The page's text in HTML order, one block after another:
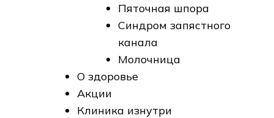
Пяточная шпора
Синдром запястного
канала
Молочница
О здоровье
Акции
Клиника изнутри